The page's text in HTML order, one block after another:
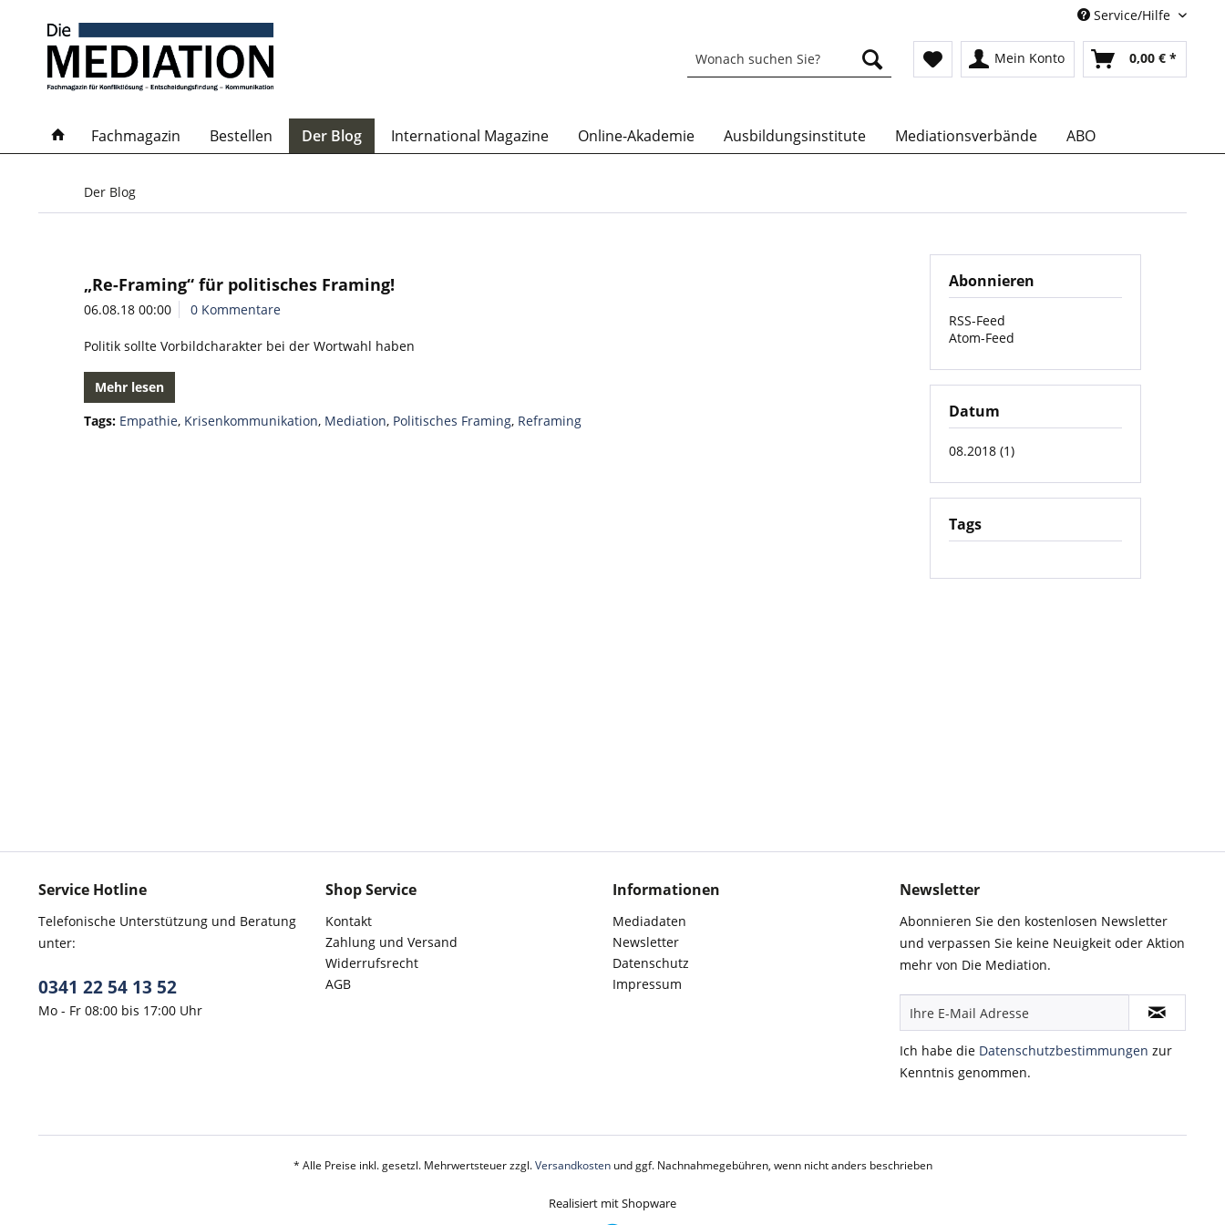
Service/Hilfe
Mein Konto 0,00 € *
Fachmagazin Bestellen Der Blog International Magazine Online-Akademie Ausbildungsinstitute Mediationsverbände ABO
Der Blog
Abonnieren
RSS-Feed
Atom-Feed
Datum
08.2018 (1)
Tags
„Re-Framing“ für politisches Framing!
06.08.18 00:00 0 Kommentare
Politik sollte Vorbildcharakter bei der Wortwahl haben
Mehr lesen
Tags: Empathie, Krisenkommunikation, Mediation, Politisches Framing, Reframing
Service Hotline
Telefonische Unterstützung und Beratung
unter:
0341 22 54 13 52
Mo - Fr 08:00 bis 17:00 Uhr
Shop Service
Kontakt
Zahlung und Versand
Widerrufsrecht
AGB
Informationen
Mediadaten
Newsletter
Datenschutz
Impressum
Newsletter
Abonnieren Sie den kostenlosen Newsletter
und verpassen Sie keine Neuigkeit oder Aktion
mehr von Die Mediation.
Ich habe die Datenschutzbestimmungen zur
Kenntnis genommen.
* Alle Preise inkl. gesetzl. Mehrwertsteuer zzgl.Versandkostenund ggf. Nachnahmegebühren, wenn nicht anders beschrieben
Realisiert mit Shopware